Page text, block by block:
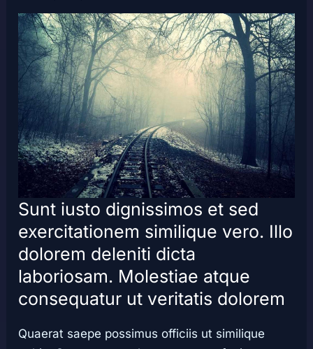
Sunt iusto dignissimos et sed
exercitationem similique vero. Illo
dolorem deleniti dicta
laboriosam. Molestiae atque
consequatur ut veritatis dolorem
Quaerat saepe possimus officiis ut similique